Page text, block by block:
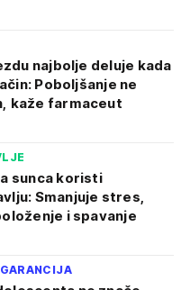
najbolje deluje kada
Poboljšanje ne
kaže farmaceut
sunca koristi
Smanjuje stres,
i spavanje